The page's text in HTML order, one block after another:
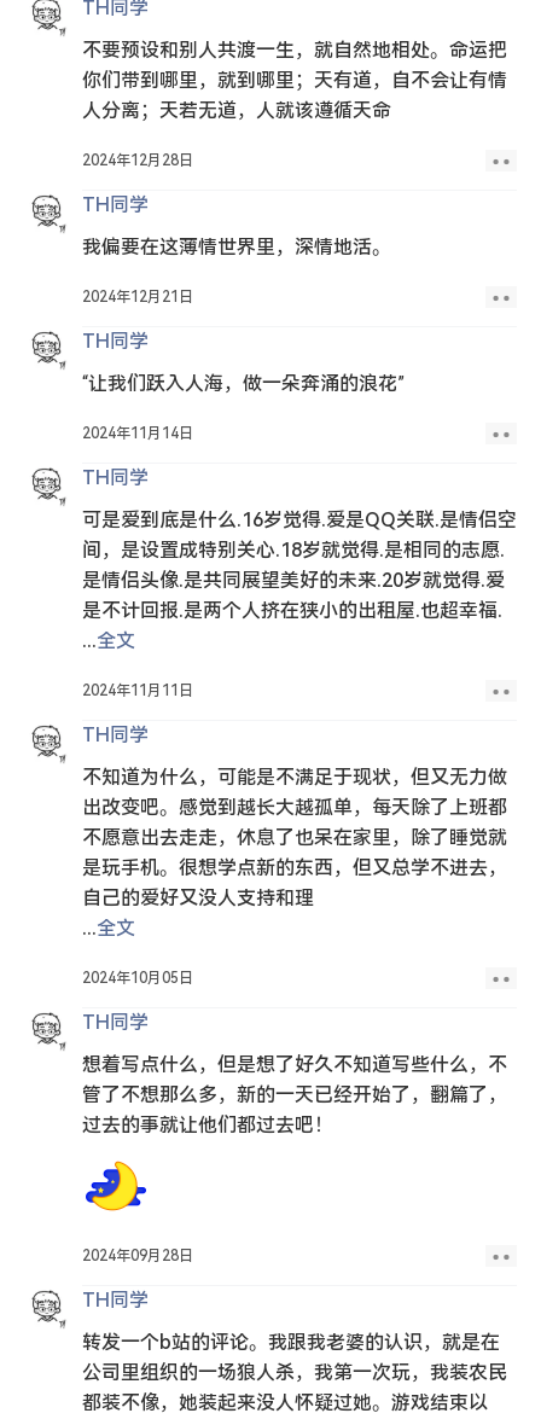
TH同学
不要预设和别人共渡一生，就自然地相处。命运把
你们带到哪里，就到哪里；天有道，自不会让有情
人分离；天若无道，人就该遵循天命
2024年12月28日
TH同学
我偏要在这薄情世界里，深情地活。
2024年12月21日
TH同学
“让我们跃入人海，做一朵奔涌的浪花”
2024年11月14日
TH同学
可是爱到底是什么.16岁觉得.爱是QQ关联.是情侣空
间，是设置成特别关心.18岁就觉得.是相同的志愿.
是情侣头像.是共同展望美好的未来.20岁就觉得.爱
是不计回报.是两个人挤在狭小的出租屋.也超幸福.
...全文
2024年11月11日
TH同学
不知道为什么，可能是不满足于现状，但又无力做
出改变吧。感觉到越长大越孤单，每天除了上班都
不愿意出去走走，休息了也呆在家里，除了睡觉就
是玩手机。很想学点新的东西，但又总学不进去，
自己的爱好又没人支持和理
...全文
2024年10月05日
TH同学
想着写点什么，但是想了好久不知道写些什么，不
管了不想那么多，新的一天已经开始了，翻篇了，
过去的事就让他们都过去吧！
2024年09月28日
TH同学
转发一个b站的评论。我跟我老婆的认识，就是在
公司里组织的一场狼人杀，我第一次玩，我装农民
都装不像，她装起来没人怀疑过她。游戏结束以